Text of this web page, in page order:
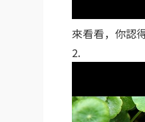
來看看，你認
2.